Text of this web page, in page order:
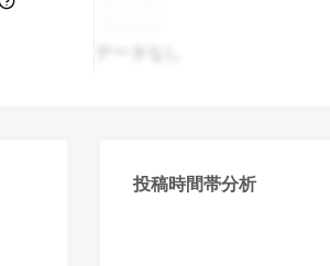
投稿時間帯分析